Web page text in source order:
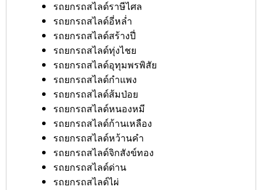
รถยกรถสไลด์ราษีไศล
รถยกรถสไลด์อี่หล่ำ
รถยกรถสไลด์สร้างปี่
รถยกรถสไลด์ทุ่งไชย
รถยกรถสไลด์อุทุมพรพิสัย
รถยกรถสไลด์กำแพง
รถยกรถสไลด์ส้มป่อย
รถยกรถสไลด์หนองหมี
รถยกรถสไลด์ก้านเหลือง
รถยกรถสไลด์หว้านคำ
รถยกรถสไลด์จิกสังข์ทอง
รถยกรถสไลด์ด่าน
รถยกรถสไลด์ไผ่